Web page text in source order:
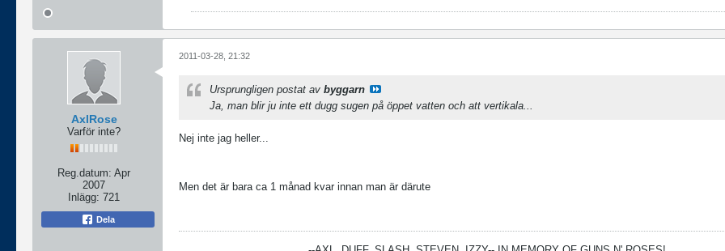
AxlRose
Varför inte?
Reg.datum: Apr
2007
Inlägg: 721
Dela
2011-03-28, 21:32
Ursprungligen postat av byggarn
Ja, man blir ju inte ett dugg sugen på öppet vatten och att vertikala...
Nej inte jag heller...
Men det är bara ca 1 månad kvar innan man är därute